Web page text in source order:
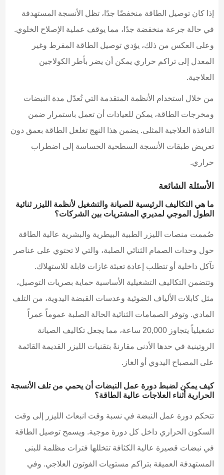
إذا كان توصيل الطاقة منخفضًا جدًا، تظل الأنسجة المستهدفة
في حالة جرعة منخفضة جدًا، مما يوقف عملية الإصلاح الخلوي.
وعلى العكس من ذلك، يؤدي توصيل الطاقة المفرط وغير
المعدل إلى تراكم حراري يمكن أن يضر بأطر الكولاجين
العلاجية.
من خلال استخدام الأنظمة المتقدمة التي تُعدّل مدة النبضات
ومخرجات الطاقة، يمكن للعيادات أن تعمل باستمرار ضمن
النافذة العلاجية المثلى. يضمن هذا النهج تغلغل الطاقة بعمق دون
تعريض طبقات الأنسجة السطحية الحساسة إلى اضطراب
حراري.
الأسئلة الشائعة
ما هي التكاليف الرئيسية للصيانة والتشغيل لأنظمة الليزر ثنائية
الطول الموجي لمديري المشتريات بين الشركات؟
صُممت منصات الليزر الطبية البيطرية والبشرية عالية الطاقة
حول وحدات الصمام الثنائي الصلبة، والتي لا تحتوي على عناصر
تآكل داخلية أو تتطلب إعادة تعبئة غازات قابلة للاستهلاك.
وتتضمن التكاليف التشغيلية الأساسية حماية بصريات التوصيل،
مثل كابلات الألياف الضوئية وعدسات القبضة اليدوية، من التلف
المادي. وتوفر الصمامات الثنائية الحالة الصلبة عموماً عمراً
تشغيلياً يتجاوز 20,000 ساعة، مما يجعل تكاليف الصيانة
الروتينية في حدها الأدنى مقارنةً بتقنيات الليزر القديمة القائمة
على المصباح اليدوي أو الغاز.
كيف يمكن لضبط دورة عمل النبضات أن يحمي من تلف الأنسجة
الحرارية أثناء العلاجات عالية الطاقة؟
تتحكم دورة عمل النبضة في نسبة وقت انبعاث الليزر إلى وقت
السكون الحراري داخل كل دورة موجية. ويسمح توصيل الطاقة
في نبضات قصيرة عالية الكثافة تتخللها فترات مظلمة للبنى
المستهدفة العميقة بتراكم مستويات الفوتون العلاجي. وفي